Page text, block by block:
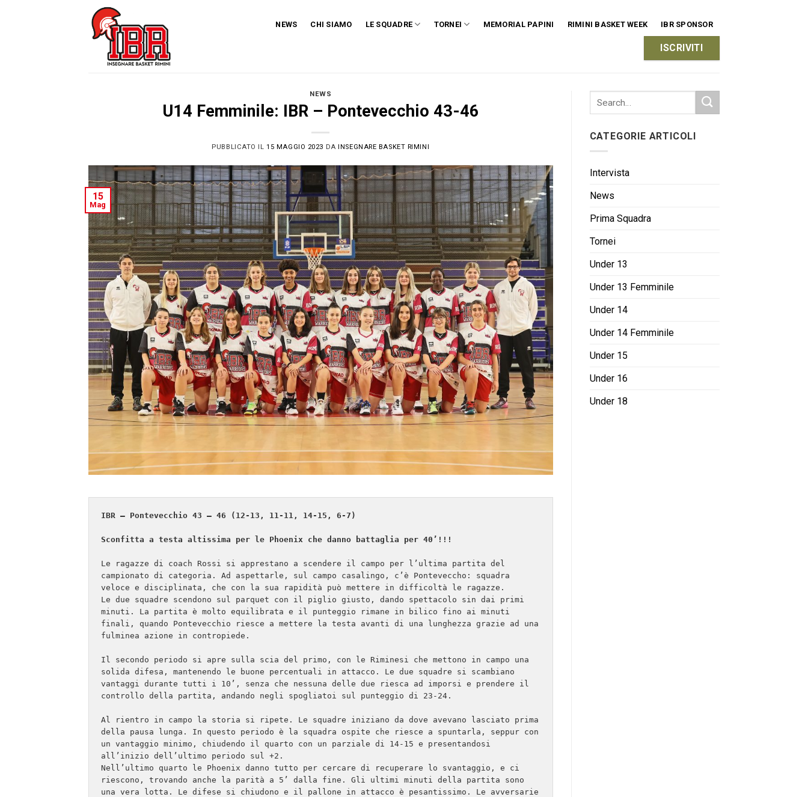
NEWS CHI SIAMO LE SQUADRE TORNEI MEMORIAL PAPINI RIMINI BASKET WEEK IBR SPONSOR
ISCRIVITI
NEWS
U14 Femminile: IBR – Pontevecchio 43-46
PUBBLICATO IL15 MAGGIO 2023 DAINSEGNARE BASKET RIMINI
15
Mag
IBR – Pontevecchio 43 – 46 (12-13, 11-11, 14-15, 6-7)
Sconfitta a testa altissima per le Phoenix che danno battaglia per 40’!!!
Le ragazze di coach Rossi si apprestano a scendere il campo per l’ultima partita del
campionato di categoria. Ad aspettarle, sul campo casalingo, c’è Ponteveccho: squadra
veloce e disciplinata, che con la sua rapidità può mettere in difficoltà le ragazze.
Le due squadre scendono sul parquet con il piglio giusto, dando spettacolo sin dai primi
minuti. La partita è molto equilibrata e il punteggio rimane in bilico fino ai minuti
finali, quando Pontevecchio riesce a mettere la testa avanti di una lunghezza grazie ad una
fulminea azione in contropiede.
Il secondo periodo si apre sulla scia del primo, con le Riminesi che mettono in campo una
solida difesa, mantenendo le buone percentuali in attacco. Le due squadre si scambiano
vantaggi durante tutti i 10’, senza che nessuna delle due riesca ad imporsi e prendere il
controllo della partita, andando negli spogliatoi sul punteggio di 23-24.
Al rientro in campo la storia si ripete. Le squadre iniziano da dove avevano lasciato prima
della pausa lunga. In questo periodo è la squadra ospite che riesce a spuntarla, seppur con
un vantaggio minimo, chiudendo il quarto con un parziale di 14-15 e presentandosi
all’inizio dell’ultimo periodo sul +2.
Nell’ultimo quarto le Phoenix danno tutto per cercare di recuperare lo svantaggio, e ci
riescono, trovando anche la parità a 5’ dalla fine. Gli ultimi minuti della partita sono
una vera lotta. Le difese si chiudono e il pallone in attacco è pesantissimo. Le avversarie
CATEGORIE ARTICOLI
Intervista
News
Prima Squadra
Tornei
Under 13
Under 13 Femminile
Under 14
Under 14 Femminile
Under 15
Under 16
Under 18